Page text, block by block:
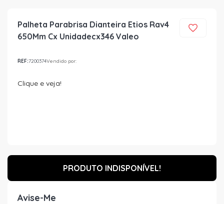
Palheta Parabrisa Dianteira Etios Rav4
650Mm Cx Unidadecx346 Valeo
REF:7200374Vendido por:
Clique e veja!
PRODUTO INDISPONÍVEL!
Avise-Me